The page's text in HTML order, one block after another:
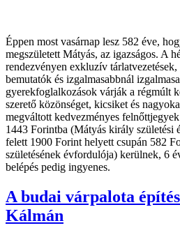
Éppen most vasárnap lesz 582 éve,
megszületett Mátyás, az igazságos. A
rendezvényen exkluzív
bemutatók és izgalmasabbnál
gyerekfoglalkozások várják a régmúlt
szerető közönséget, kicsiket és
megváltott kedvezményes
1443 Forintba (Mátyás király születési
felett 1900 Forint helyett csupán 582
születésének évfordulója) kerülnek, 6
belépés pedig ingyenes.
A budai várpalota
Kálmán